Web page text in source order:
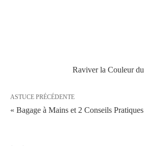
Raviver la Couleur
ASTUCE PRÉCÉDENTE
« Bagage à Mains et 2 Conseils